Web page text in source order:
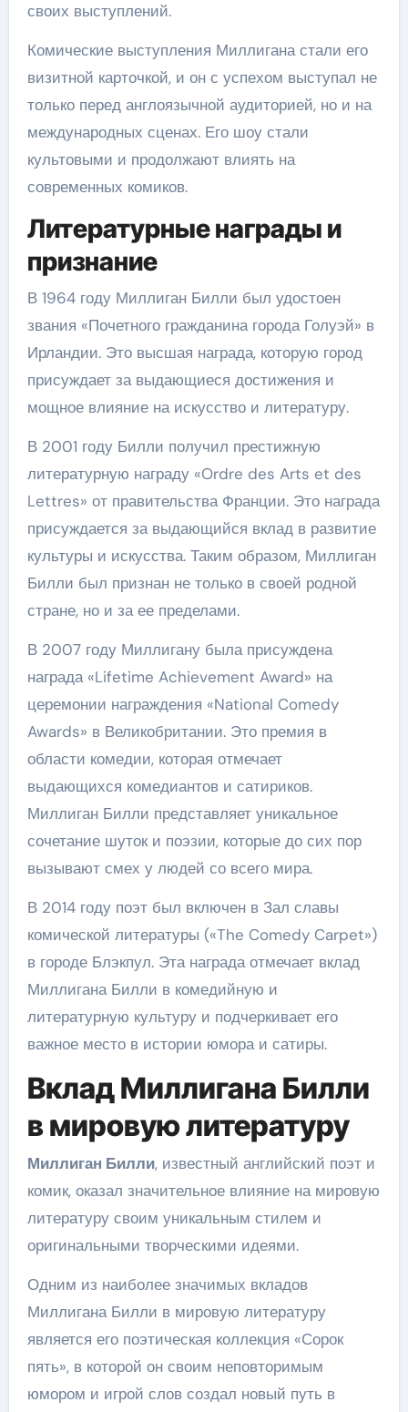
своих выступлений.
Комические выступления Миллигана стали его
визитной карточкой, и он с успехом выступал не
только перед англоязычной аудиторией, но и на
международных сценах. Его шоу стали
культовыми и продолжают влиять на
современных комиков.
Литературные награды и
признание
В 1964 году Миллиган Билли был удостоен
звания «Почетного гражданина города Голуэй» в
Ирландии. Это высшая награда, которую город
присуждает за выдающиеся достижения и
мощное влияние на искусство и литературу.
В 2001 году Билли получил престижную
литературную награду «Ordre des Arts et des
Lettres» от правительства Франции. Это награда
присуждается за выдающийся вклад в развитие
культуры и искусства. Таким образом, Миллиган
Билли был признан не только в своей родной
стране, но и за ее пределами.
В 2007 году Миллигану была присуждена
награда «Lifetime Achievement Award» на
церемонии награждения «National Comedy
Awards» в Великобритании. Это премия в
области комедии, которая отмечает
выдающихся комедиантов и сатириков.
Миллиган Билли представляет уникальное
сочетание шуток и поэзии, которые до сих пор
вызывают смех у людей со всего мира.
В 2014 году поэт был включен в Зал славы
комической литературы («The Comedy Carpet»)
в городе Блэкпул. Эта награда отмечает вклад
Миллигана Билли в комедийную и
литературную культуру и подчеркивает его
важное место в истории юмора и сатиры.
Вклад Миллигана Билли
в мировую литературу
Миллиган Билли, известный английский поэт и
комик, оказал значительное влияние на мировую
литературу своим уникальным стилем и
оригинальными творческими идеями.
Одним из наиболее значимых вкладов
Миллигана Билли в мировую литературу
является его поэтическая коллекция «Сорок
пять», в которой он своим неповторимым
юмором и игрой слов создал новый путь в